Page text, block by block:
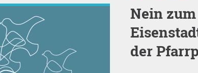
Nein zum Umgang der Diözese
der